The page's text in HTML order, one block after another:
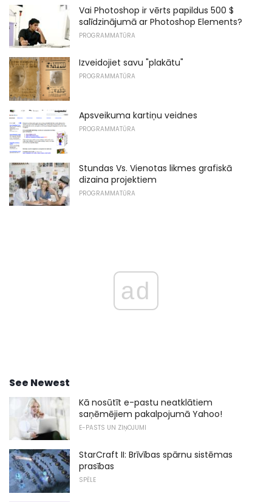
Vai Photoshop ir vērts papildus 500 $
salīdzinājumā ar Photoshop Elements?
PROGRAMMATŪRA
Izveidojiet savu "plakātu"
PROGRAMMATŪRA
Apsveikuma kartiņu veidnes
PROGRAMMATŪRA
Stundas Vs. Vienotas likmes grafiskā
dizaina projektiem
PROGRAMMATŪRA
ad
See Newest
Kā nosūtīt e-pastu neatklātiem
saņēmējiem pakalpojumā Yahoo!
E-PASTS UN ZIŅOJUMI
StarCraft II: Brīvības spārnu sistēmas
prasības
SPĒLE